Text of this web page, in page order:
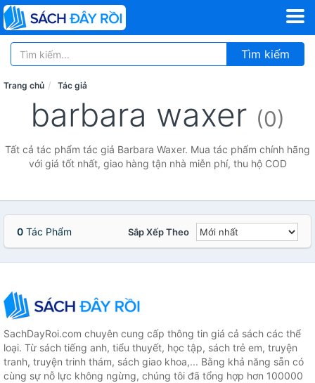
Tìm kiếm
Trang chủ Tác giả
barbara waxer (0)
Tất cả tác phẩm tác giả Barbara Waxer. Mua tác phẩm chính hãng
với giá tốt nhất, giao hàng tận nhà miễn phí, thu hộ COD
0 Tác Phẩm Sắp Xếp Theo
SachDayRoi.com chuyên cung cấp thông tin giá cả sách các thể
loại. Từ sách tiếng anh, tiểu thuyết, học tập, sách trẻ em, truyện
tranh, truyện trinh thám, sách giao khoa,... Bằng khả năng sẵn có
cùng sự nỗ lực không ngừng, chúng tôi đã tổng hợp hơn 100000